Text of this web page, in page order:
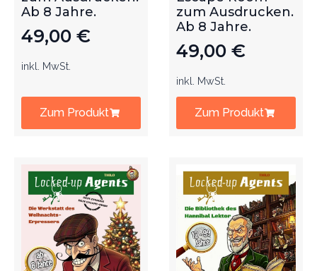
Ab 8 Jahre.
49,00 €
inkl. MwSt.
Zum Produkt
zum Ausdrucken.
Ab 8 Jahre.
49,00 €
inkl. MwSt.
Zum Produkt